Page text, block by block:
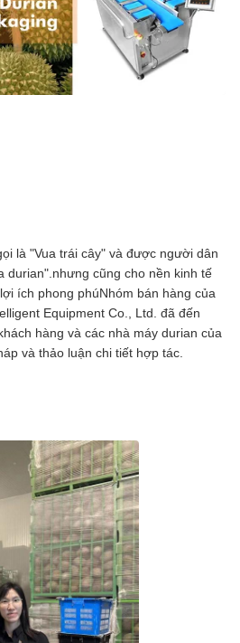
là "Vua trái cây" và được người dân
durian".nhưng cũng cho nền kinh tế
ích phong phúNhóm bán hàng của
Equipment Co., Ltd. đã đến
hàng và các nhà máy durian của
và thảo luận chi tiết hợp tác.